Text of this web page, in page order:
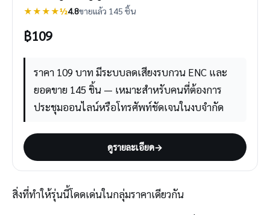
★★★★½4.8ขายแล้ว 145 ชิ้น
฿109
ราคา 109 บาท มีระบบลดเสียงรบกวน ENC และ
ยอดขาย 145 ชิ้น — เหมาะสำหรับคนที่ต้องการ
ประชุมออนไลน์หรือโทรศัพท์ชัดเจนในงบจำกัด
ดูรายละเอียด→
สิ่งที่ทำให้รุ่นนี้โดดเด่นในกลุ่มราคาเดียวกัน